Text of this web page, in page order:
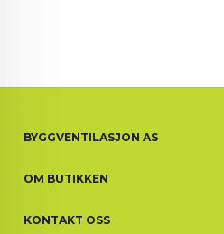
BYGGVENTILASJON AS
OM BUTIKKEN
KONTAKT OSS